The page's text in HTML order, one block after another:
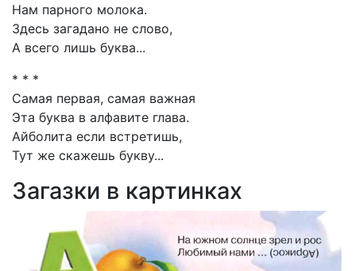
Нам парного молока.
Здесь загадано не слово,
А всего лишь буква...
* * *
Самая первая, самая важная
Эта буква в алфавите глава.
Айболита если встретишь,
Тут же скажешь букву...
Загазки в картинках